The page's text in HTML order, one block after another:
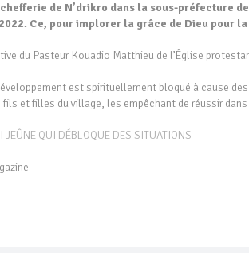
de N’drikro dans la sous-préfecture
Ce, pour implorer la grâce de Dieu pour
du Pasteur Kouadio Matthieu de l’Église
est spirituellement bloqué à cause
et filles du village, les empêchant de réussir
JEÛNE QUI DÉBLOQUE DES SITUATIONS